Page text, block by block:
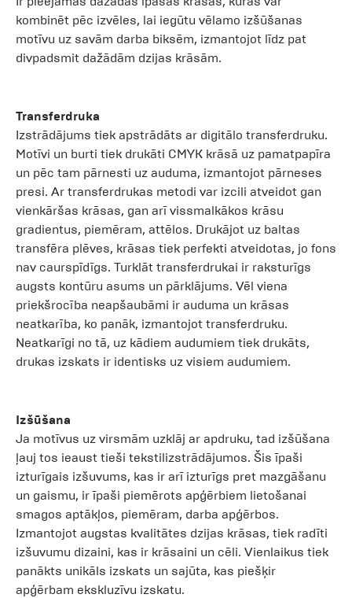
kombinēt pēc izvēles, lai iegūtu vēlamo izšūšanas
motīvu uz savām darba biksēm, izmantojot līdz pat
divpadsmit dažādām dzijas krāsām.
Transferdruka
Izstrādājums tiek apstrādāts ar digitālo transferdruku.
Motīvi un burti tiek drukāti CMYK krāsā uz pamatpapīra
un pēc tam pārnesti uz auduma, izmantojot pārneses
presi. Ar transferdrukas metodi var izcili atveidot gan
vienkāršas krāsas, gan arī vissmalkākos krāsu
gradientus, piemēram, attēlos. Drukājot uz baltas
transfēra plēves, krāsas tiek perfekti atveidotas, jo fons
nav caurspīdīgs. Turklāt transferdrukai ir raksturīgs
augsts kontūru asums un pārklājums. Vēl viena
priekšrocība neapšaubāmi ir auduma un krāsas
neatkarība, ko panāk, izmantojot transferdruku.
Neatkarīgi no tā, uz kādiem audumiem tiek drukāts,
drukas izskats ir identisks uz visiem audumiem.
Izšūšana
Ja motīvus uz virsmām uzklāj ar apdruku, tad izšūšana
ļauj tos ieaust tieši tekstilizstrādājumos. Šis īpaši
izturīgais izšuvums, kas ir arī izturīgs pret mazgāšanu
un gaismu, ir īpaši piemērots apģērbiem lietošanai
smagos aptākļos, piemēram, darba apģērbos.
Izmantojot augstas kvalitātes dzijas krāsas, tiek radīti
izšuvumu dizaini, kas ir krāsaini un cēli. Vienlaikus tiek
panākts unikāls izskats un sajūta, kas piešķir
apģērbam ekskluzīvu izskatu.